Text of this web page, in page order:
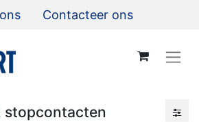
Contacteer ons
stopcontacten